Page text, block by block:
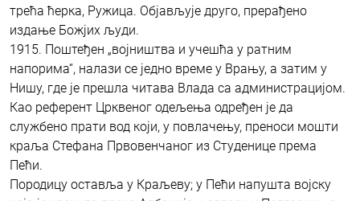
трећа ћерка, Ружица. Објављује друго, прерађено
издање Божјих људи.
1915. Поштеђен „војништва и учешћа у ратним
напорима“, налази се једно време у Врању, а затим у
Нишу, где је прешла читава Влада са администрацијом.
Као референт Црквеног одељења одређен је да
службено прати вод који, у повлачењу, преноси мошти
краља Стефана Првовенчаног из Студенице према
Пећи.
Породицу оставља у Краљеву; у Пећи напушта војску